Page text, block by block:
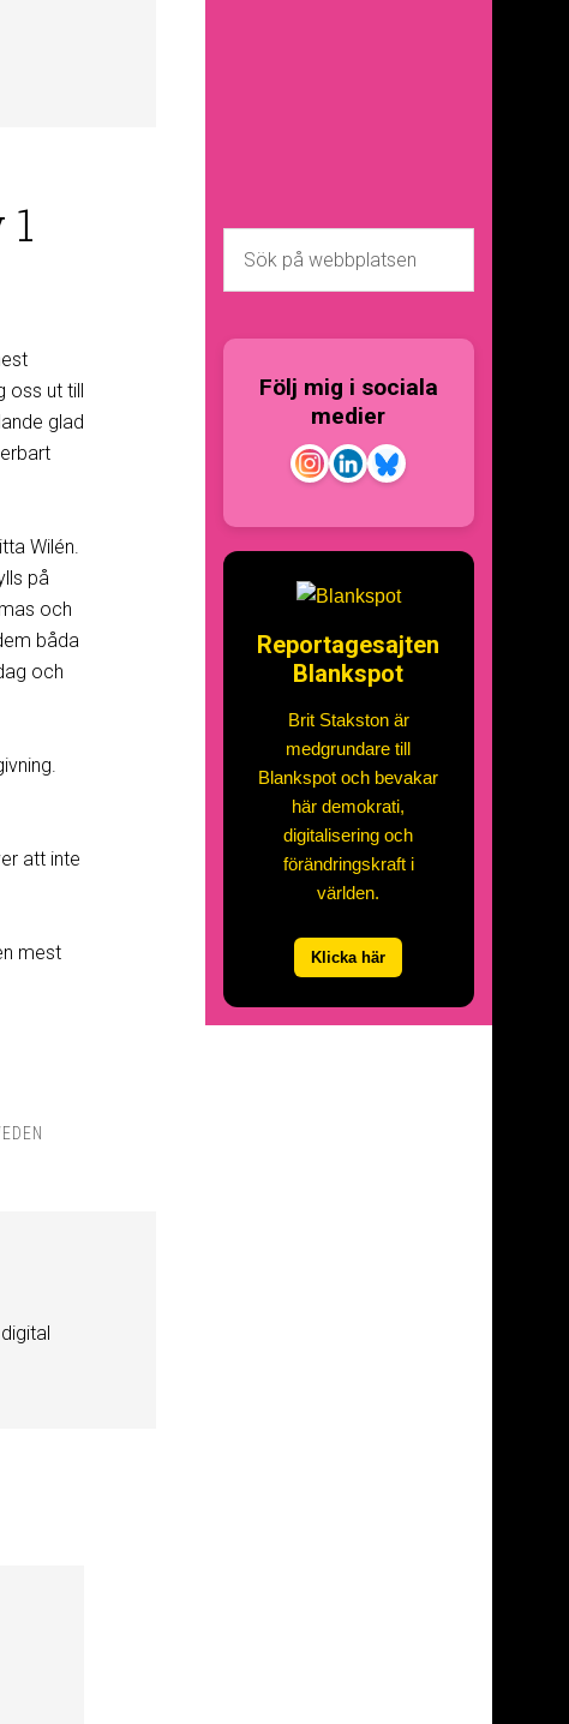
oss ut till
glad
Wilén.
på
och
båda
och
att inte
mest
Följ mig i sociala
medier
Reportagesajten
Blankspot
Brit Stakston är
medgrundare till
Blankspot och bevakar
här demokrati,
digitalisering och
förändringskraft i
världen.
Klicka här